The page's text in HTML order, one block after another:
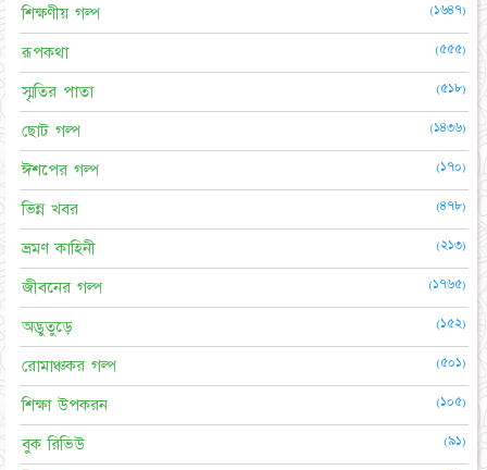
শিক্ষণীয় গল্প (১৬৪৭)
রূপকথা (৫৫৫)
স্মৃতির পাতা (৫১৮)
ছোট গল্প (১৪৩৬)
ঈশপের গল্প (১৭০)
ভিন্ন খবর (৪৭৮)
ভ্রমণ কাহিনী (২১৩)
জীবনের গল্প (১৭৬৫)
অদ্ভুতুড়ে (১৫২)
রোমাঞ্চকর গল্প (৫০১)
শিক্ষা উপকরন (১০৫)
বুক রিভিউ (৯১)